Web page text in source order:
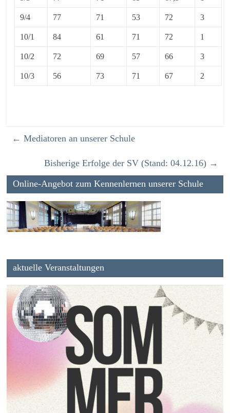
9/4 77 71 53 72 3
10/1 84 61 71 72 1
10/2 72 69 57 66 3
10/3 56 73 71 67 2
← Mediatoren an unserer Schule
Bisherige Erfolge der SV (Stand: 04.12.16) →
Online-Angebot zum Kennenlernen unserer Schule
aktuelle Veranstaltungen